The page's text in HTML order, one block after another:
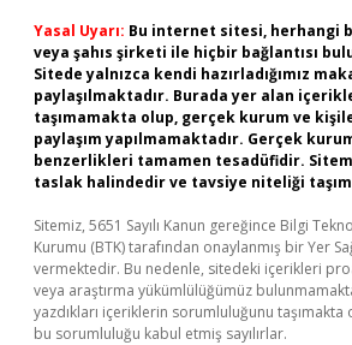
Yasal Uyarı: Bu internet sitesi, herhangi
veya şahıs şirketi ile hiçbir bağlantısı
Sitede yalnızca kendi hazırladığımız
paylaşılmaktadır. Burada yer alan
taşımamakta olup, gerçek kurum ve
paylaşım yapılmamaktadır. Gerçek
benzerlikleri tamamen tesadüfidir.
taslak halindedir ve tavsiye niteliği
Sitemiz, 5651 Sayılı Kanun gereğince Bilgi
Kurumu (BTK) tarafından onaylanmış bir Yer
vermektedir. Bu nedenle, sitedeki içerikleri
veya araştırma yükümlülüğümüz
yazdıkları içeriklerin sorumluluğunu
bu sorumluluğu kabul etmiş sayılırlar.